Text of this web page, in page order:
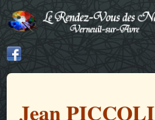
Jean PICCOLI